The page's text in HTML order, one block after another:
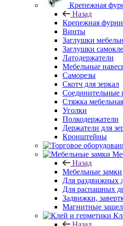
Крепежная
Назад
Крепежная
Винты
Заглушки
Заглушки
Латодержатели
Мебельные
Саморезы
Скотч для зеркал
Соединительные
Стяжка мебельная
Уголки
Полкодержатели
Держатели для
Кронштейны
Назад
Мебельные замки
Для раздвижных
Для распашных
Задвижки,
Магнитные
Назад